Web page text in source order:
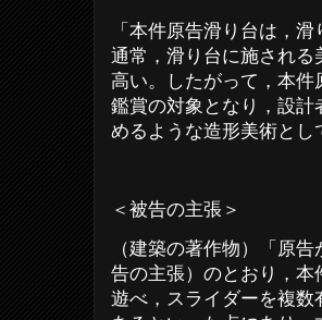
「本件原告滑り台は，
通常，滑り台に施され
高い。したがって，本
鑑賞の対象となり，設
めるような造形美術と
＜被告の主張＞
（建築の著作物）「原
告の主張）のとおり，
遊べ，スライダーを複